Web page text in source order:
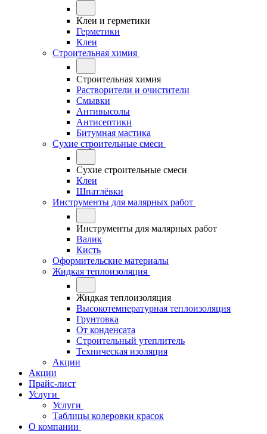
Клеи и герметики
Герметики
Клеи
Строительная химия
Строительная химия
Растворители и очистители
Смывки
Антивысолы
Антисептики
Битумная мастика
Сухие строительные смеси
Сухие строительные смеси
Клеи
Шпатлёвки
Инструменты для малярных работ
Инструменты для малярных работ
Валик
Кисть
Оформительские материалы
Жидкая теплоизоляция
Жидкая теплоизоляция
Высокотемпературная теплоизоляция
Грунтовка
От конденсата
Строительный утеплитель
Техническая изоляция
Акции
Акции
Прайс-лист
Услуги
Услуги
Таблицы колеровки красок
О компании